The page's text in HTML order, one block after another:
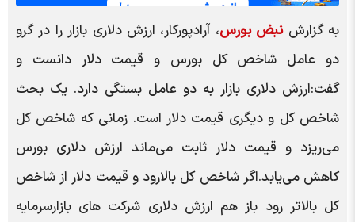
به گزارشنبض بورس، آرادپورکار، ارزش دلاری بازار را در گرو
دو عامل شاخص کل بورس و قیمت دلار دانست و
گفت:ارزش دلاری بازار به دو عامل بستگی دارد. یک بحث
شاخص کل و دیگری قیمت دلار است. زمانی که شاخص کل
می‌ریزد و قیمت دلار ثابت می‌ماند ارزش دلاری بورس
کاهش می‌یابد.اگر شاخص کل بالارود و قیمت دلار از شاخص
کل بالاتر رود باز هم ارزش دلاری شرکت های بازارسرمایه